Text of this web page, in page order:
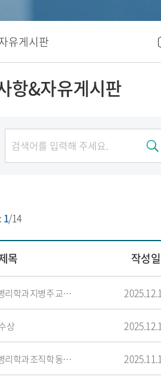
유게시판
항&자유게시판
1/14
목 작성일
가톨릭관동대학교 임상병리학과 지병주 교수님의 메세지 “살아 있는 미생물, 살아 있는 교육
상
가톨릭관동대학교 임상병리학과 조직학 동아리 학생들, 실험동물기술원 2급 자격증 취득